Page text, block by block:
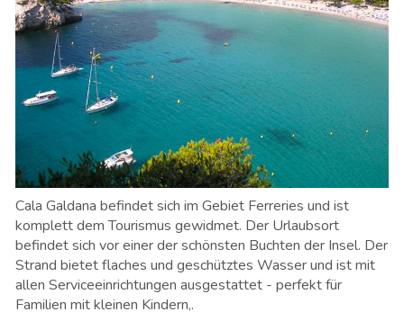
Cala Galdana befindet sich im Gebiet Ferreries und ist
komplett dem Tourismus gewidmet. Der Urlaubsort
befindet sich vor einer der schönsten Buchten der Insel. Der
Strand bietet flaches und geschütztes Wasser und ist mit
allen Serviceeinrichtungen ausgestattet - perfekt für
Familien mit kleinen Kindern,.